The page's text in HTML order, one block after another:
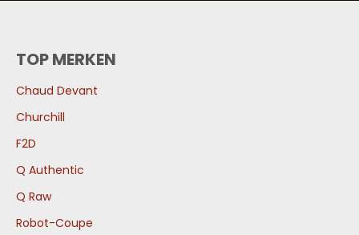
TOP MERKEN
Chaud Devant
Churchill
F2D
Q Authentic
Q Raw
Robot-Coupe